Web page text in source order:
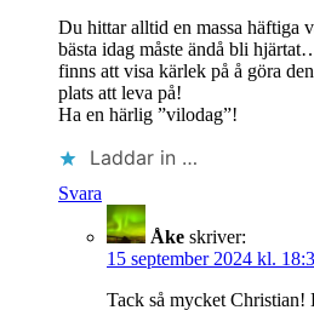
Du hittar alltid en massa häftiga
bästa idag måste ändå bli
finns att visa kärlek på å göra
plats att leva på!
Ha en härlig ”vilodag”!
Laddar in …
Svara
Åke skriver:
15 september 2024 kl.
Tack så mycket